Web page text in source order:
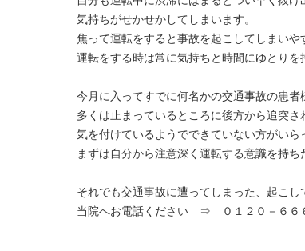
気持ちがせかせかしてしまいます。
焦って運転をすると事故を起こしてしまいや
運転をする時は常に気持ちと時間にゆとりを
今月に入ってすでに何名かの交通事故の患
多くは止まっているところに後方から追突さ
気を付けているようでできていない方がいら
まずは自分から注意深く運転する意識を持ち
それでも交通事故に遭ってしまった、起こし
当院へお電話ください ⇒ ０１２０－６６